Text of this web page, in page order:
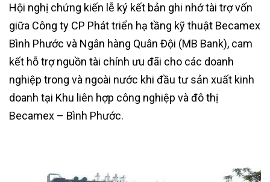
Hội nghị chứng kiến lễ ký kết bản ghi nhớ tài trợ vốn
giữa Công ty CP Phát triển hạ tầng kỹ thuật Becamex
Bình Phước và Ngân hàng Quân Đội (MB Bank), cam
kết hỗ trợ nguồn tài chính ưu đãi cho các doanh
nghiệp trong và ngoài nước khi đầu tư sản xuất kinh
doanh tại Khu liên hợp công nghiệp và đô thị
Becamex – Bình Phước.